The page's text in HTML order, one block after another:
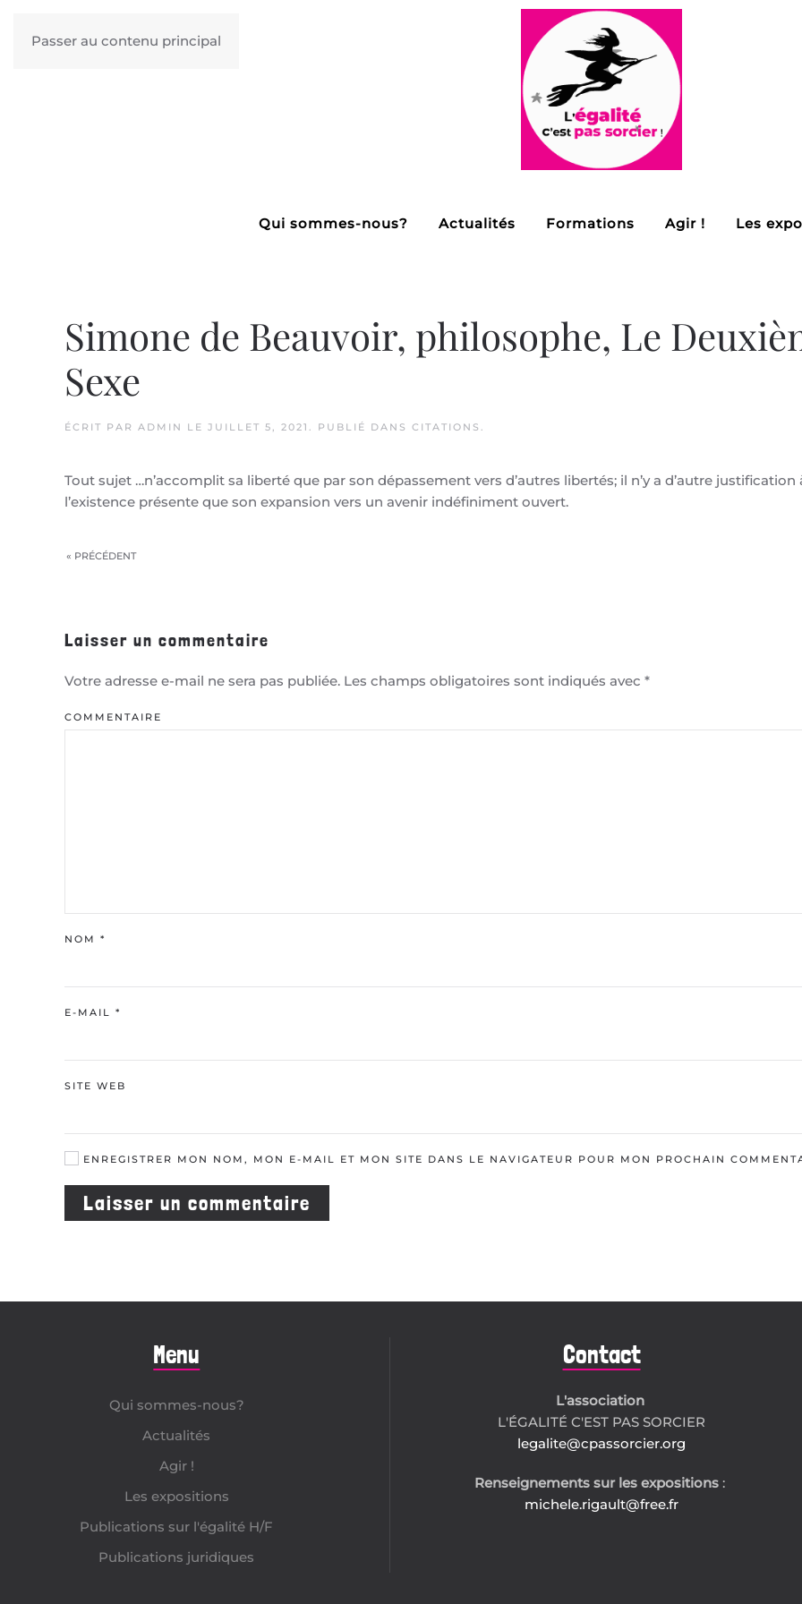
Passer au contenu principal
Qui sommes-nous? Actualités Formations Agir ! Les
Simone de Beauvoir, philosophe, Le
Sexe
ÉCRIT PAR ADMIN LE JUILLET 5, 2021 . PUBLIÉ DANS CITATIONS .
Tout sujet …n’accomplit sa liberté que par son dépassement vers d’autres libertés; il n’y a d’autre justification
l’existence présente que son expansion vers un avenir indéfiniment ouvert.
« PRÉCÉDENT
Laisser un commentaire
Votre adresse e-mail ne sera pas publiée. Les champs obligatoires sont indiqués avec *
COMMENTAIRE
NOM *
E-MAIL *
SITE WEB
ENREGISTRER MON NOM, MON E-MAIL ET MON SITE DANS LE NAVIGATEUR POUR MON PROCHAIN
Laisser un commentaire
Menu
Qui sommes-nous?
Actualités
Agir !
Les expositions
Publications sur l'égalité H/F
Publications juridiques
Contact
L'association
L'ÉGALITÉ C'EST PAS SORCIER
legalite@cpassorcier.org
Renseignements sur les expositions :
michele.rigault@free.fr